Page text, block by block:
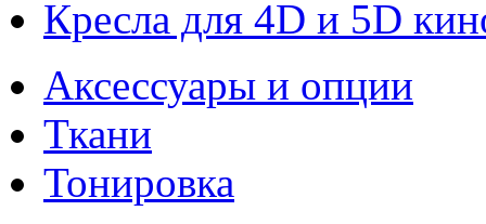
Кресла для 4D и 5D
Аксессуары и опции
Ткани
Тонировка